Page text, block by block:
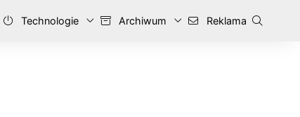
Technologie Archiwum Reklama